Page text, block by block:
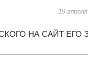
19
НА САЙТ ЕГО